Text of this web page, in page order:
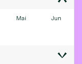
Mai Jun